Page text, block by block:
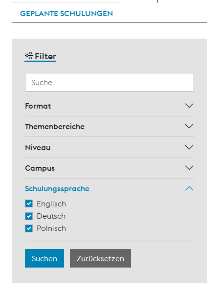
GEPLANTE SCHULUNGEN
Filter
Format
Themenbereiche
Niveau
Campus
Schulungssprache
Englisch
Deutsch
Polnisch